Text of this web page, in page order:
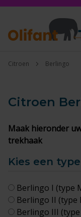
Citroen Berlingo
Citroen
Maak hieronder
trekhaak
Kies een type
Berlingo I (type
Berlingo II (type
Berlingo III